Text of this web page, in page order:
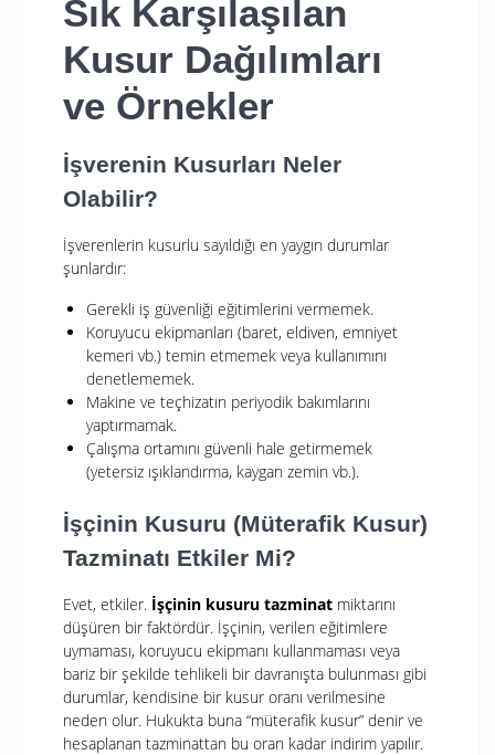
Sık Karşılaşılan
Kusur Dağılımları
ve Örnekler
İşverenin Kusurları Neler
Olabilir?
İşverenlerin kusurlu sayıldığı en yaygın durumlar
şunlardır:
Gerekli iş güvenliği eğitimlerini vermemek.
Koruyucu ekipmanları (baret, eldiven, emniyet
kemeri vb.) temin etmemek veya kullanımını
denetlememek.
Makine ve teçhizatın periyodik bakımlarını
yaptırmamak.
Çalışma ortamını güvenli hale getirmemek
(yetersiz ışıklandırma, kaygan zemin vb.).
İşçinin Kusuru (Müterafik Kusur)
Tazminatı Etkiler Mi?
Evet, etkiler. İşçinin kusuru tazminat miktarını
düşüren bir faktördür. İşçinin, verilen eğitimlere
uymaması, koruyucu ekipmanı kullanmaması veya
bariz bir şekilde tehlikeli bir davranışta bulunması gibi
durumlar, kendisine bir kusur oranı verilmesine
neden olur. Hukukta buna “müterafik kusur” denir ve
hesaplanan tazminattan bu oran kadar indirim yapılır.